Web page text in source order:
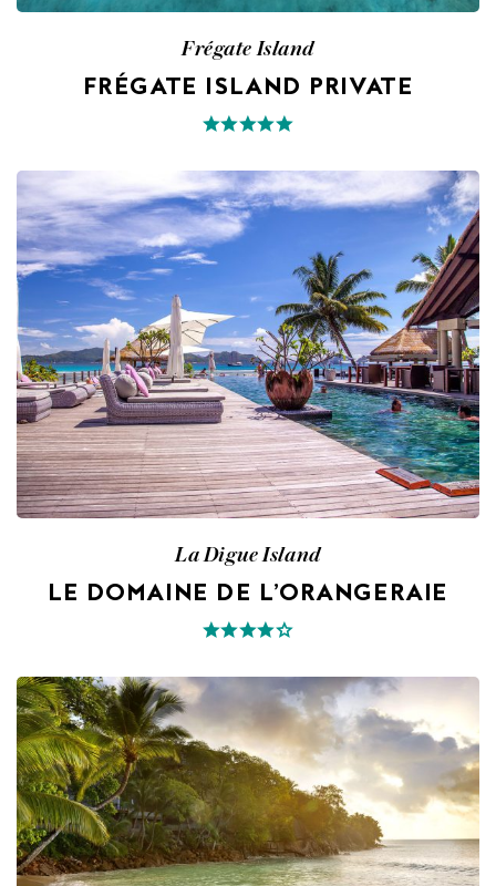
Frégate Island
FRÉGATE ISLAND PRIVATE
La Digue Island
LE DOMAINE DE L’ORANGERAIE